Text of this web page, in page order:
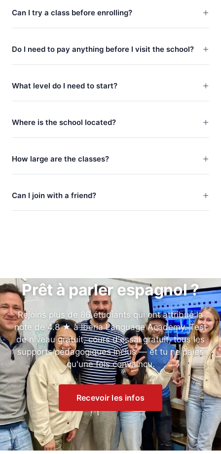
Can I try a class before enrolling?
Do I need to pay anything before I visit the school?
What level do I need to start?
Where is the school located?
How large are the classes?
Can I join with a friend?
Prêt à parler espagnol ?
Rejoins plus de 86 étudiants qui ont attribué la
note de 4.8 ★ à Iberia Language Academy. Test
de niveau gratuit, cours d'essai gratuit, tous les
supports pédagogiques inclus — et tu ne paies
qu'une fois convaincu.
Recevoir les infos